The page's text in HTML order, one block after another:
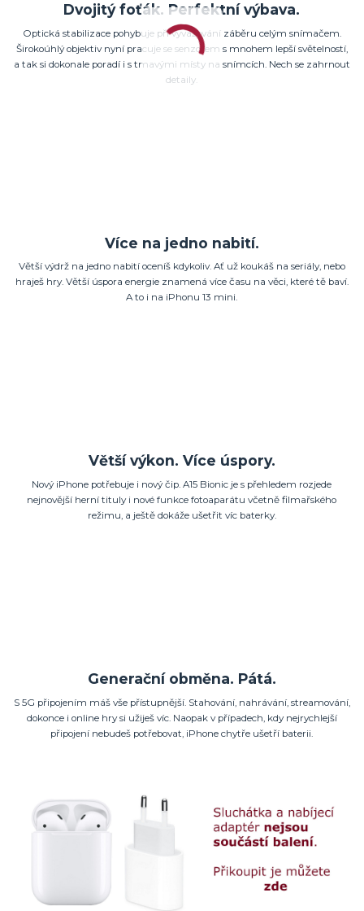
Dvojitý foťák. Perfektní výbava.
Optická stabilizace pohybuje při vyvažování záběru celým snímačem.
Širokoúhlý objektiv nyní pracuje se senzorem s mnohem lepší světelností,
a tak si dokonale poradí i s tmavými místy na snímcích. Nech se zahrnout
detaily.
Více na jedno nabití.
Větší výdrž na jedno nabití oceníš kdykoliv. Ať už koukáš na seriály, nebo
hraješ hry. Větší úspora energie znamená více času na věci, které tě baví.
A to i na iPhonu 13 mini.
Větší výkon. Více úspory.
Nový iPhone potřebuje i nový čip. A15 Bionic je s přehledem rozjede
nejnovější herní tituly i nové funkce fotoaparátu včetně filmařského
režimu, a ještě dokáže ušetřit víc baterky.
Generační obměna. Pátá.
S 5G připojením máš vše přístupnější. Stahování, nahrávání, streamování,
dokonce i online hry si užiješ víc. Naopak v případech, kdy nejrychlejší
připojení nebudeš potřebovat, iPhone chytře ušetří baterii.